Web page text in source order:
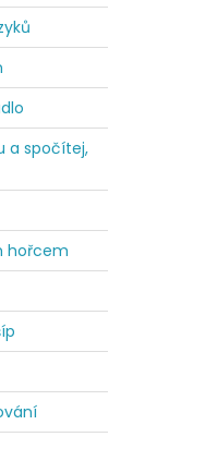
a spočítej,
hořcem